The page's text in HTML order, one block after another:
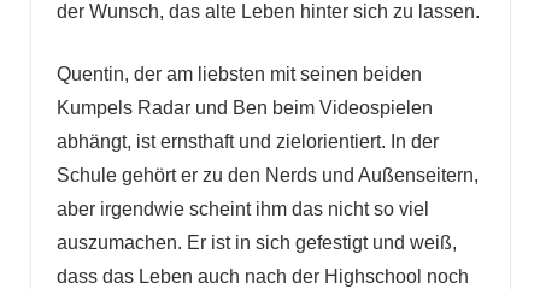
der Wunsch, das alte Leben hinter sich zu lassen.
Quentin, der am liebsten mit seinen beiden
Kumpels Radar und Ben beim Videospielen
abhängt, ist ernsthaft und zielorientiert. In der
Schule gehört er zu den Nerds und Außenseitern,
aber irgendwie scheint ihm das nicht so viel
auszumachen. Er ist in sich gefestigt und weiß,
dass das Leben auch nach der Highschool noch